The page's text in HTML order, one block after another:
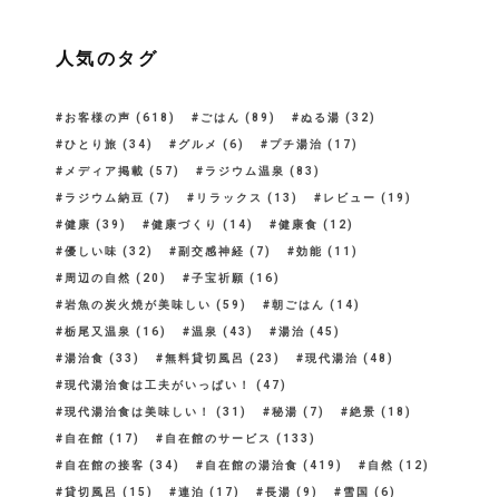
人気のタグ
お客様の声 (618) ごはん (89) ぬる湯 (32)
ひとり旅 (34) グルメ (6) プチ湯治 (17)
メディア掲載 (57) ラジウム温泉 (83)
ラジウム納豆 (7) リラックス (13) レビュー (19)
健康 (39) 健康づくり (14) 健康食 (12)
優しい味 (32) 副交感神経 (7) 効能 (11)
周辺の自然 (20) 子宝祈願 (16)
岩魚の炭火焼が美味しい (59) 朝ごはん (14)
栃尾又温泉 (16) 温泉 (43) 湯治 (45)
湯治食 (33) 無料貸切風呂 (23) 現代湯治 (48)
現代湯治食は工夫がいっぱい！ (47)
現代湯治食は美味しい！ (31) 秘湯 (7) 絶景 (18)
自在館 (17) 自在館のサービス (133)
自在館の接客 (34) 自在館の湯治食 (419) 自然 (12)
貸切風呂 (15) 連泊 (17) 長湯 (9) 雪国 (6)